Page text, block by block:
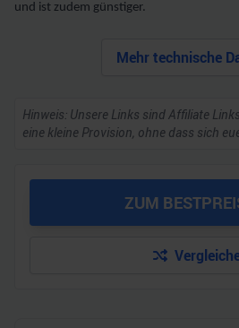
und ist zudem günstiger.
Mehr technische
Hinweis: Unsere Links sind Affiliate
eine kleine Provision, ohne dass sich
ZUM